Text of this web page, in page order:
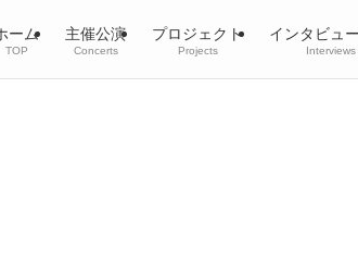
ーム
TOP
主催公演
Concerts
プロジェクト
Projects
インタビュ